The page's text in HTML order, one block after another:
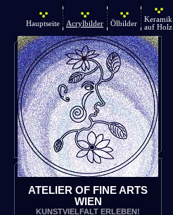
Hauptseite Acrylbilder Ölbilder
Keramik
auf Holz
ATELIER OF FINE ARTS
WIEN
KUNSTVIELFALT ERLEBEN!